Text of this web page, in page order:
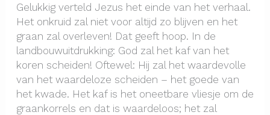
Gelukkig verteld Jezus het einde van het verhaal.
Het onkruid zal niet voor altijd zo blijven en het
graan zal overleven! Dat geeft hoop. In de
landbouwuitdrukking: God zal het kaf van het
koren scheiden! Oftewel: Hij zal het waardevolle
van het waardeloze scheiden – het goede van
het kwade. Het kaf is het oneetbare vliesje om de
graankorrels en dat is waardeloos; het zal